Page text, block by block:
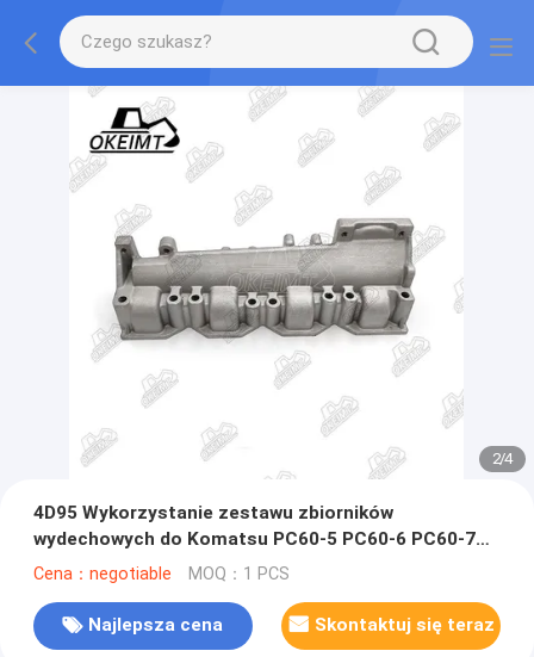
2/4
4D95 Wykorzystanie zestawu zbiorników
wydechowych do Komatsu PC60-5 PC60-6 PC60-7
4D95L 6204-13-5110
Cena：negotiable MOQ：1 PCS
Najlepsza cena Skontaktuj się teraz